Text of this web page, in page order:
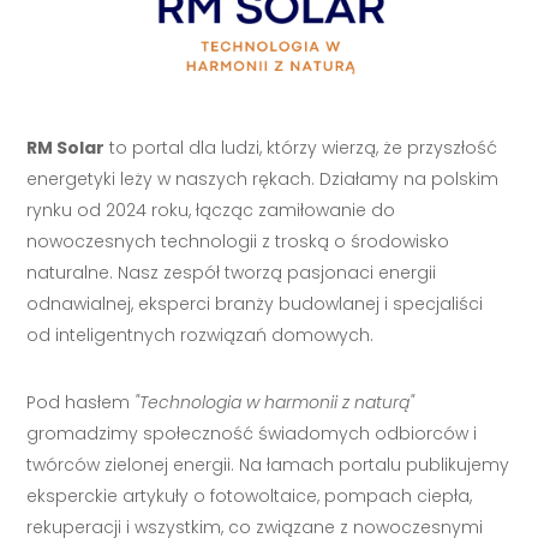
RM Solar to portal dla ludzi, którzy wierzą, że przyszłość
energetyki leży w naszych rękach. Działamy na polskim
rynku od 2024 roku, łącząc zamiłowanie do
nowoczesnych technologii z troską o środowisko
naturalne. Nasz zespół tworzą pasjonaci energii
odnawialnej, eksperci branży budowlanej i specjaliści
od inteligentnych rozwiązań domowych.
Pod hasłem "Technologia w harmonii z naturą"
gromadzimy społeczność świadomych odbiorców i
twórców zielonej energii. Na łamach portalu publikujemy
eksperckie artykuły o fotowoltaice, pompach ciepła,
rekuperacji i wszystkim, co związane z nowoczesnymi